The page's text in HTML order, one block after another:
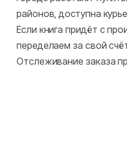
районов, доступна
Если книга придёт с
переделаем за свой
Отслеживание заказа